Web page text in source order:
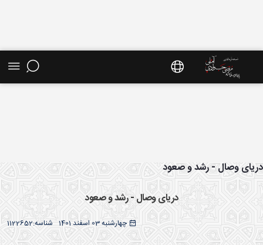
موضوعی - سایت استاد مرتضی جوادی آملی
وصال - رشد و صعود
دریای وصال - رشد و صعود
چهارشنبه 03 اسفند 1401 1122652شناسه: